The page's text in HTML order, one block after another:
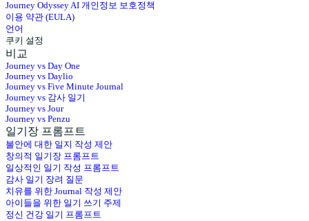
Journey Odyssey AI 개인정보 보호정책
이용 약관 (EULA)
언어
쿠키 설정
비교
Journey vs Day One
Journey vs Daylio
Journey vs Five Minute Journal
Journey vs 감사 일기
Journey vs Jour
Journey vs Penzu
일기장 프롬프트
불안에 대한 일지 작성 제안
창의적 일기장 프롬프트
일상적인 일기 작성 프롬프트
감사 일기 장려 질문
치유를 위한 Journal 작성 제안
아이들을 위한 일기 쓰기 주제
정신 건강 일기 프롬프트